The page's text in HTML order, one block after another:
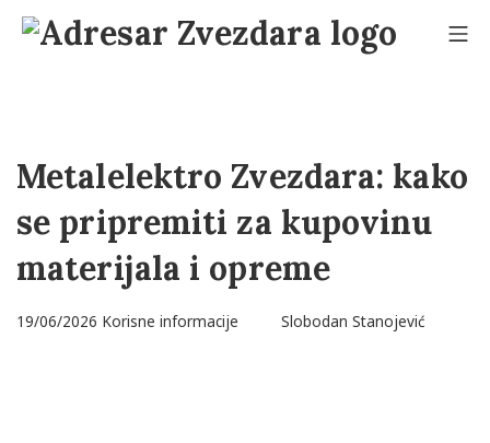
Metalelektro Zvezdara: kako
se pripremiti za kupovinu
materijala i opreme
19/06/2026 13/06/2026
Korisne informacije Slobodan Stanojević